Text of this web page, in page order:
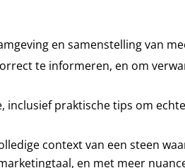
en samenstelling van
te informeren, en om
praktische tips om
context van een steen
en met meer